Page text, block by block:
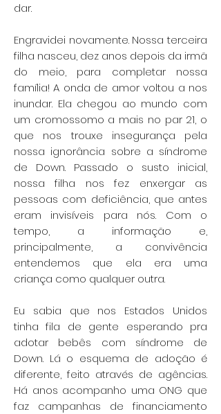
dar.
Engravidei novamente. Nossa terceira
filha nasceu, dez anos depois da irmã
do meio, para completar nossa
família! A onda de amor voltou a nos
inundar. Ela chegou ao mundo com
um cromossomo a mais no par 21, o
que nos trouxe insegurança pela
nossa ignorância sobre a síndrome
de Down. Passado o susto inicial,
nossa filha nos fez enxergar as
pessoas com deficiência, que antes
eram invisíveis para nós. Com o
tempo, a informação e,
principalmente, a convivência
entendemos que ela era uma
criança como qualquer outra.
Eu sabia que nos Estados Unidos
tinha fila de gente esperando pra
adotar bebês com síndrome de
Down. Lá o esquema de adoção é
diferente, feito através de agências.
Há anos acompanho uma ONG que
faz campanhas de financiamento